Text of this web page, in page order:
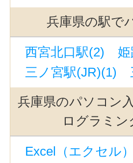
兵庫県の駅で
西宮北口駅(2)
三ノ宮駅(JR)(1)
兵庫県のパソコン
ログラミ
Excel（エクセル